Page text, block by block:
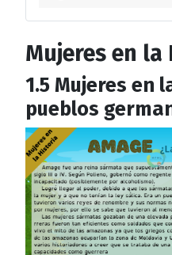
Mujeres en la
1.5 Mujeres en
pueblos